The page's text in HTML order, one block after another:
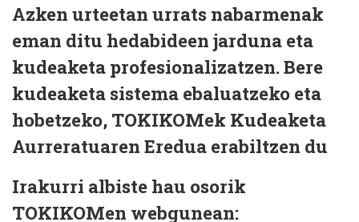
Azken urteetan urrats nabarmenak
eman ditu hedabideen jarduna eta
kudeaketa profesionalizatzen. Bere
kudeaketa sistema ebaluatzeko eta
hobetzeko, TOKIKOMek Kudeaketa
Aurreratuaren Eredua erabiltzen du
Irakurri albiste hau osorik
TOKIKOMen webgunean: